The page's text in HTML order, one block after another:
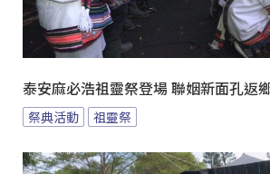
泰安麻必浩祖靈祭登場 聯姻新面孔返
祭典活動 祖靈祭